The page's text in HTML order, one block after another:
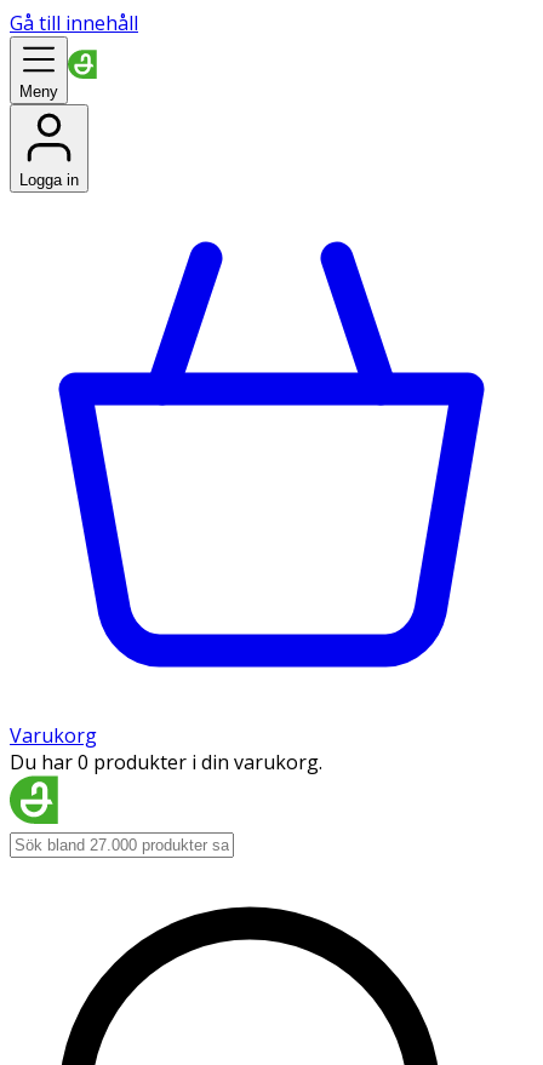
Gå till innehåll
Meny
Logga in
Varukorg
Du har 0 produkter i din varukorg.